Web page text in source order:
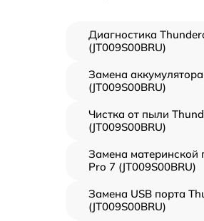
Диагностика
(JT009S00BRU)
Замена
(JT009S00BRU)
Чистка от пыли
(JT009S00BRU)
Замена материнской
Pro 7 (JT009S00BRU)
Замена USB порта
(JT009S00BRU)